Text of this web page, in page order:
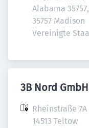
Alabama
35757 Madison
Vereinigte
3B Nord
Rheinstraße 7A
14513 Teltow